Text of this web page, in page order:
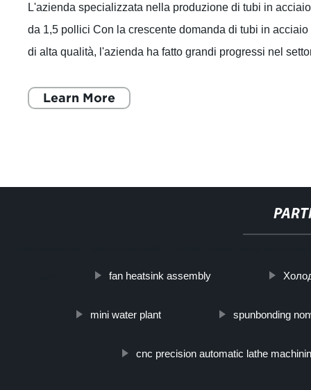
L'azienda specializzata nella produzione di tubi in acciaio
da 1,5 pollici Con la crescente domanda di tubi in acciaio
di alta qualità, l'azienda ha fatto grandi progressi nel
Learn More
fan heatsink assembly
mini water plant spunbonding
cnc precision automatic lathe